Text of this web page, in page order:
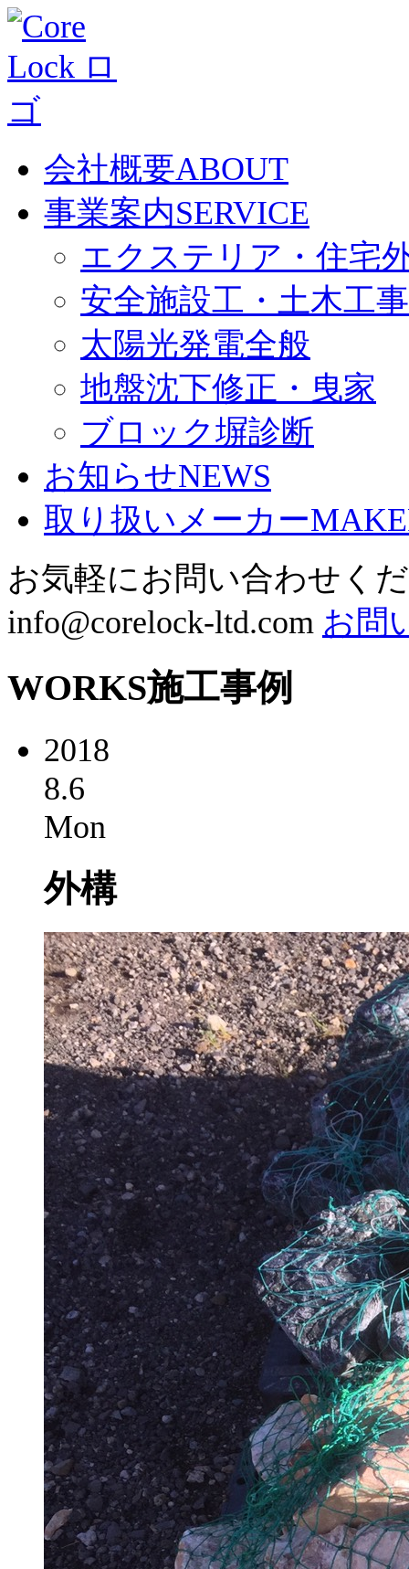
会社概要ABOUT
事業案内SERVICE
エクステリア・住宅
安全施設工・土木工事
太陽光発電全般
地盤沈下修正・曳家
ブロック塀診断
お知らせNEWS
取り扱いメーカー
お気軽にお問い合わせく
info@corelock-ltd.com お問
WORKS施工事例
2018
8.6
Mon
外構